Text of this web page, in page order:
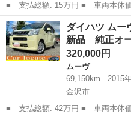
■ 支払総額: 15万円 ■ 車両本体価格： 140,000 円 ■ メーカー
名： ダイハツ ■ 車種名： ミ
ディション ■ 排気量： 660cc
...
新潟 新潟市 ミラ
ダイハツ ム
新品 純正
320,000円
ムーヴ
69,150km
2015
金沢市
■ 支払総額: 42万円 ■ 車両本体価格： 320,000 円 ■ メーカー